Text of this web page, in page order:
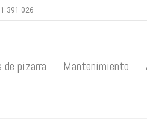
391 026
de pizarra Mantenimiento